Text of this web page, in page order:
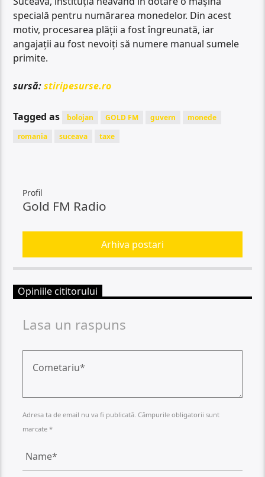
specială pentru numărarea monedelor. Din acest
motiv, procesarea plății a fost îngreunată, iar
angajații au fost nevoiți să numere manual sumele
primite.
sursă:stiripesurse.ro
Tagged as bolojan GOLD FM guvern
monede
romania
suceava taxe
Profil
Gold FM Radio
Arhiva postari
Opiniile cititorului
Lasa un raspuns
Adresa ta de email nu va fi publicată. Câmpurile obligatorii sunt
marcate *